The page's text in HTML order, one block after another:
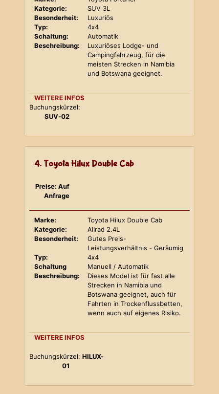
Kategorie:
SUV 3L
Besonderheit:
Luxuriös
Typ:
4x4
Schaltung:
Automatik
Beschreibung:
Luxuriöses Lodge- und
Campingfahrzeug, für die
meisten Strecken in Namibia
und Botswana geeignet.
WEITERE INFOS
Buchungskürzel:
SUV-02
4. Toyota Hilux Double Cab
Preise: Auf
Anfrage
Marke:
Toyota Hilux Double Cab
Kategorie:
Allrad 2.4L
Besonderheit:
Gutes Preis-
Leistungsverhältnis - Geräumig
Typ:
4x4
Schaltung
Manuell / Automatik
Beschreibung:
Dieses Model ist für fast alle
Strecken in Namibia und
Botswana geeignet, auch für
Fahrten in Trockenflussbetten,
wenn auch auf eigenes Risiko.
WEITERE INFOS
Buchungskürzel: HILUX-
01